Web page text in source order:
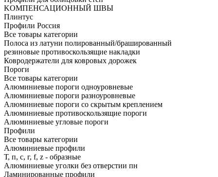
KОМПЕНСАЦИОННЫЙ ШВЫ
Плинтус
Профили Россия
Все товары категории
Полоса из латуни полированный/брашированный
резиновые противоскользящие накладки
Ковродержатели для ковровых дорожек
Пороги
Все товары категории
Алюминиевые пороги одноуровневые
Алюминиевые пороги разноуровневые
Алюминиевые пороги со скрытым креплением
Алюминиевые противоскользящие пороги
Алюминиевые угловые пороги
Профили
Все товары категории
Алюминиевые профили
Т, п, с, г, f, z - образные
Алюминиевые уголки без отверстии пн
Ламинированные профили